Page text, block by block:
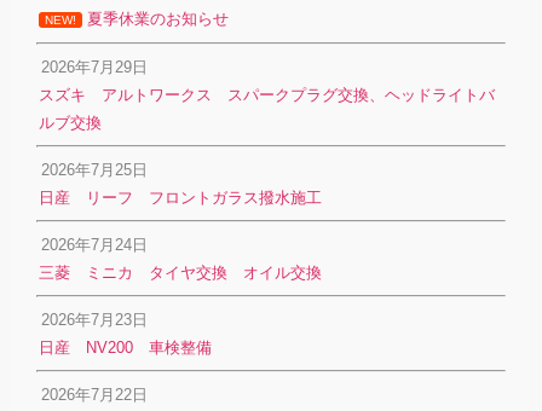
NEW! 夏季休業のお知らせ
2026年7月29日
スズキ アルトワークス スパークプラグ交換、ヘッドライトバ
ルブ交換
2026年7月25日
日産 リーフ フロントガラス撥水施工
2026年7月24日
三菱 ミニカ タイヤ交換 オイル交換
2026年7月23日
日産 NV200 車検整備
2026年7月22日